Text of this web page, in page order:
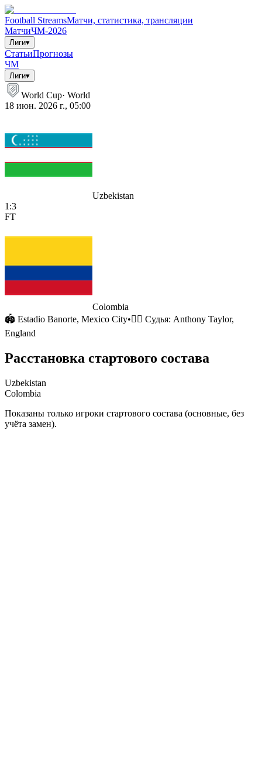
Football StreamsМатчи, статистика, трансляции
МатчиЧМ-2026
Лиги▾
СтатьиПрогнозы
ЧМ
Лиги▾
World Cup· World
18 июн. 2026 г., 05:00
Uzbekistan
1 :3
FT
Colombia
🏟 Estadio Banorte, Mexico City•🧑‍⚖️ Судья: Anthony Taylor,
England
Расстановка стартового состава
Uzbekistan
Colombia
Показаны только игроки стартового состава (основные, без
учёта замен).